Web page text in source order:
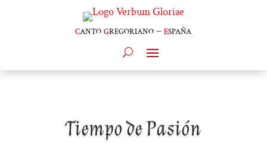
cantogregoriano –españa
Tiempo de Pasión